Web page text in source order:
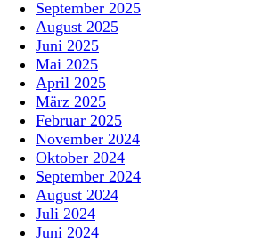
September 2025
August 2025
Juni 2025
Mai 2025
April 2025
März 2025
Februar 2025
November 2024
Oktober 2024
September 2024
August 2024
Juli 2024
Juni 2024